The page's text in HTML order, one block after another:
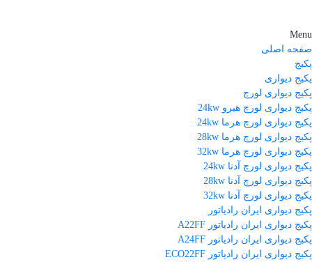
Menu
صفحه اصلی
پکیج
پکیج دیواری
پکیج دیواری لورچ
پکیج دیواری لورچ هیرو 24kw
پکیج دیواری لورچ هرما 24kw
پکیج دیواری لورچ هرما 28kw
پکیج دیواری لورچ هرما 32kw
پکیج دیواری لورچ آدنا 24kw
پکیج دیواری لورچ آدنا 28kw
پکیج دیواری لورچ آدنا 32kw
پکیج دیواری ایران رادیاتور
پکیج دیواری ایران رادیاتور A22FF
پکیج دیواری ایران رادیاتور A24FF
پکیج دیواری ایران رادیاتور ECO22FF